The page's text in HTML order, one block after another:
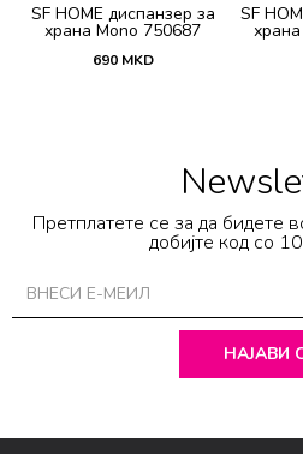
SF HOME диспанзер за
храна Mono 750687
690 MKD
SF
Претплатете се за да бидете
добијте код со
НАЈАВИ